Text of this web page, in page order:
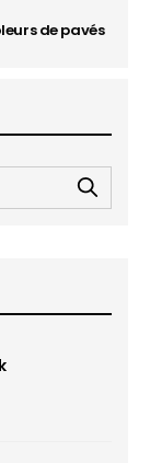
de pavés